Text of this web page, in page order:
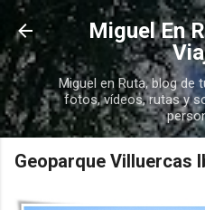
Ir al
Miguel En
Miguel en Ruta, blog de
fotos, vídeos, rutas y
Geoparque Villuercas